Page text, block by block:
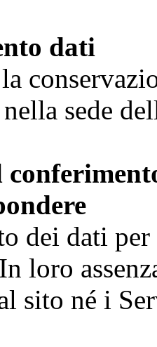
dati
sede
dei dati
loro
sito né i